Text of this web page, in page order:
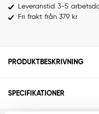
Leveranstid 3-5
Fri frakt från 379 kr
PRODUKTBESKRIVNING
SPECIFIKATIONER